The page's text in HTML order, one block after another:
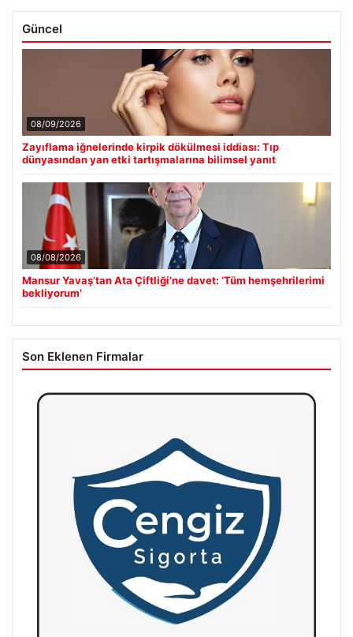
Güncel
08/09/2026
Zayıflama iğnelerinde kirpik dökülmesi iddiası: Tıp
dünyasından yan etki tartışmalarına bilimsel yanıt
08/08/2026
Mansur Yavaş’tan Ata Çiftliği’ne davet: ‘Tüm hemşehrilerimi
bekliyorum’
Son Eklenen Firmalar